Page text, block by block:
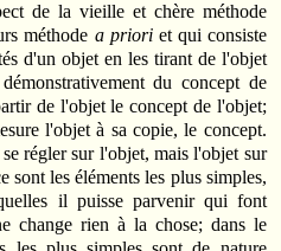
de la vieille et chère méthode
méthode a priori et qui consiste
d'un objet en les tirant de l'objet
du concept de
de l'objet le concept de l'objet;
l'objet à sa copie, le concept.
régler sur l'objet, mais l'objet sur
les éléments les plus simples,
il puisse parvenir qui font
change rien à la chose; dans le